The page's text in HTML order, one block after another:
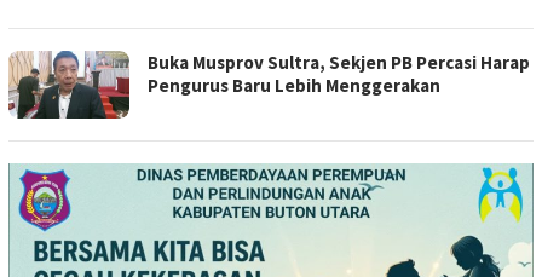
Buka Musprov Sultra, Sekjen PB Percasi Harap
Pengurus Baru Lebih Menggerakan